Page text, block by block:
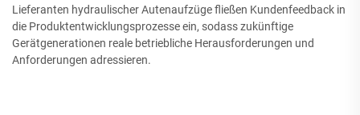
Lieferanten hydraulischer Autenaufzüge fließen Kundenfeedback in
die Produktentwicklungsprozesse ein, sodass zukünftige
Gerätgenerationen reale betriebliche Herausforderungen und
Anforderungen adressieren.